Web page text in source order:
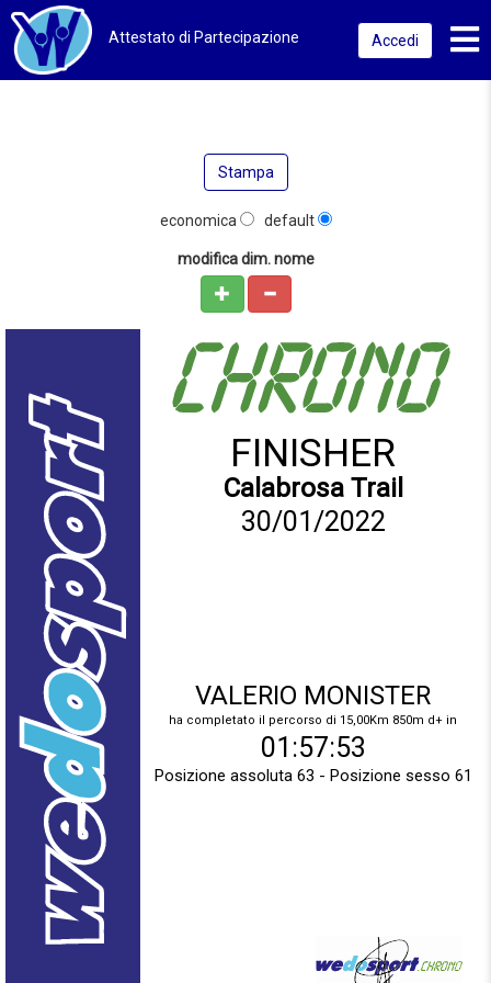
Attestato di Partecipazione Accedi
Stampa
economica default
modifica dim. nome
FINISHER
Calabrosa Trail
VALERIO MONISTER
ha completato il percorso di 15,00Km 850m d+ in
Posizione assoluta 63 - Posizione sesso 61
01:57:53
30/01/2022